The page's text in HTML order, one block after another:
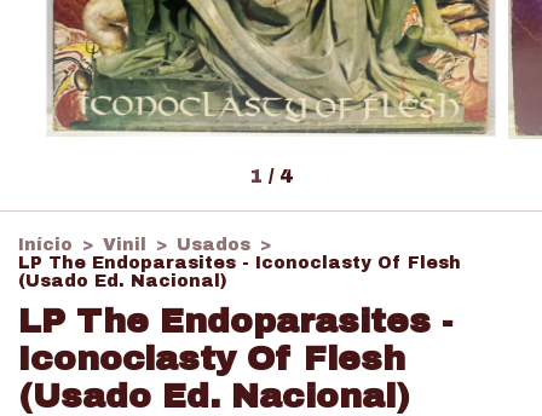
1 / 4
Início > Vinil > Usados >
LP The Endoparasites - Iconoclasty Of Flesh
(Usado Ed. Nacional)
LP The Endoparasites -
Iconoclasty Of Flesh
(Usado Ed. Nacional)